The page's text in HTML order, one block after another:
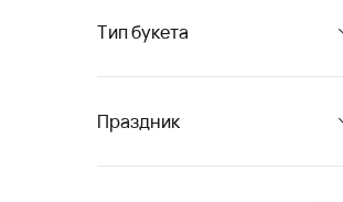
Тип букета
Праздник